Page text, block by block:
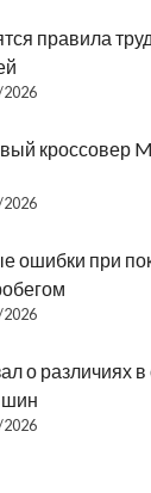
правила
2026
кроссовер
2026
ошибки при
2026
о различиях в
шин
2026